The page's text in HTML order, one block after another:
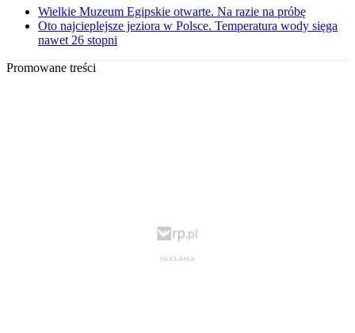
Wielkie Muzeum Egipskie otwarte. Na razie na próbę
Oto najcieplejsze jeziora w Polsce. Temperatura wody sięga
nawet 26 stopni
Promowane treści